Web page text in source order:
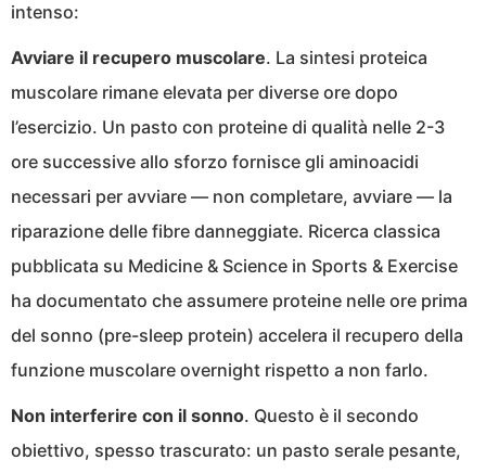
intenso:
Avviare il recupero muscolare. La sintesi proteica
muscolare rimane elevata per diverse ore dopo
l’esercizio. Un pasto con proteine di qualità nelle 2-3
ore successive allo sforzo fornisce gli aminoacidi
necessari per avviare — non completare, avviare — la
riparazione delle fibre danneggiate. Ricerca classica
pubblicata su Medicine & Science in Sports & Exercise
ha documentato che assumere proteine nelle ore prima
del sonno (pre-sleep protein) accelera il recupero della
funzione muscolare overnight rispetto a non farlo.
Non interferire con il sonno. Questo è il secondo
obiettivo, spesso trascurato: un pasto serale pesante,